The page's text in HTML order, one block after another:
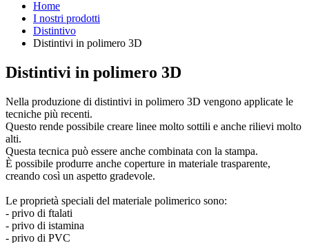
Home
I nostri prodotti
Distintivo
Distintivi in polimero 3D
Distintivi in polimero 3D
Nella produzione di distintivi in polimero 3D vengono applicate le
tecniche più recenti.
Questo rende possibile creare linee molto sottili e anche rilievi molto
alti.
Questa tecnica può essere anche combinata con la stampa.
È possibile produrre anche coperture in materiale trasparente,
creando così un aspetto gradevole.
Le proprietà speciali del materiale polimerico sono:
- privo di ftalati
- privo di istamina
- privo di PVC